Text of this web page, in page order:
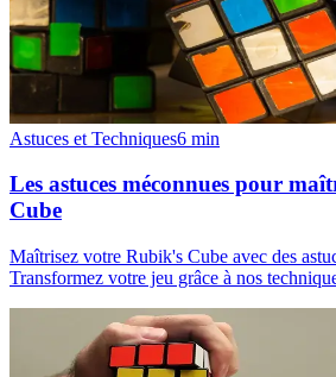
Astuces et Techniques6 min
Les astuces méconnues pour
Cube
Maîtrisez votre Rubik's Cube avec des
Transformez votre jeu grâce à nos